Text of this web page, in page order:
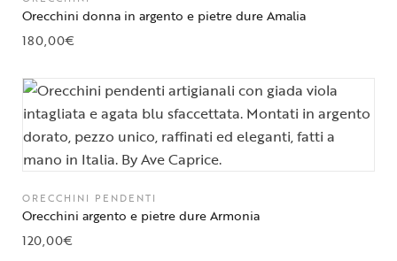
Orecchini donna in argento e pietre dure Amalia
180,00€
ORECCHINI PENDENTI
Orecchini argento e pietre dure Armonia
120,00€